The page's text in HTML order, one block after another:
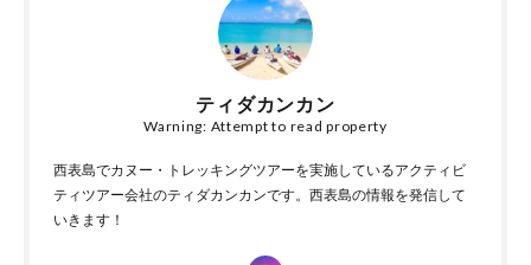
ティダカンカン
Warning: Attempt to read property
西表島でカヌー・トレッキングツアーを実施しているアクティビ
ティツアー会社のティダカンカンです。西表島の情報を発信して
いきます！